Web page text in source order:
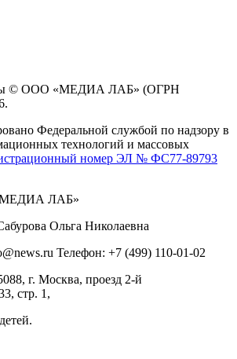
© ООО «МЕДИА ЛАБ» (ОГРН
Федеральной службой по надзору в
технологий и массовых
номер ЭЛ № ФС77-89793
ЛАБ»
Ольга Николаевна
Телефон: +7 (499) 110-01-02
г. Москва, проезд 2-й
стр. 1,